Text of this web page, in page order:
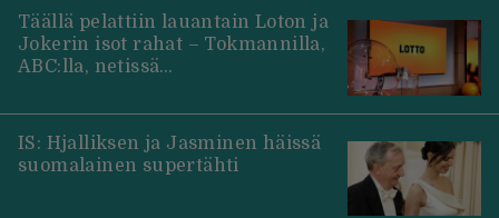
Täällä pelattiin lauantain Loton ja
Jokerin isot rahat – Tokmannilla,
ABC:lla, netissä…
IS: Hjalliksen ja Jasminen häissä
suomalainen supertähti